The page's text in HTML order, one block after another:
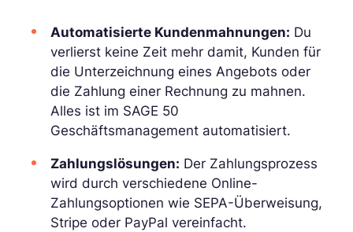
Automatisierte Kundenmahnungen: Du
verlierst keine Zeit mehr damit, Kunden für
die Unterzeichnung eines Angebots oder
die Zahlung einer Rechnung zu mahnen.
Alles ist im SAGE 50
Geschäftsmanagement automatisiert.
Zahlungslösungen: Der Zahlungsprozess
wird durch verschiedene Online-
Zahlungsoptionen wie SEPA-Überweisung,
Stripe oder PayPal vereinfacht.